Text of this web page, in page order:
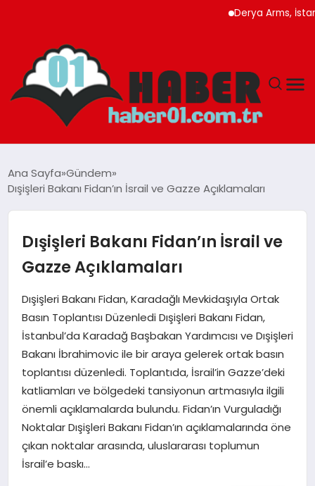
Derya Arms,
ADANA
YAŞAM
GÜNDEM
MAGAZIN
TEKNOLOJI
Ana Sayfa Gündem
Dışişleri Bakanı Fidan’ın İsrail ve Gazze Açıklamaları
Dışişleri Bakanı Fidan’ın İsrail ve
Gazze Açıklamaları
Dışişleri Bakanı Fidan, Karadağlı Mevkidaşıyla Ortak
Basın Toplantısı Düzenledi Dışişleri Bakanı Fidan,
İstanbul’da Karadağ Başbakan Yardımcısı ve Dışişleri
Bakanı İbrahimovic ile bir araya gelerek ortak basın
toplantısı düzenledi. Toplantıda, İsrail’in Gazze’deki
katliamları ve bölgedeki tansiyonun artmasıyla ilgili
önemli açıklamalarda bulundu. Fidan’ın Vurguladığı
Noktalar Dışişleri Bakanı Fidan’ın açıklamalarında öne
çıkan noktalar arasında, uluslararası toplumun
İsrail’e baskı…